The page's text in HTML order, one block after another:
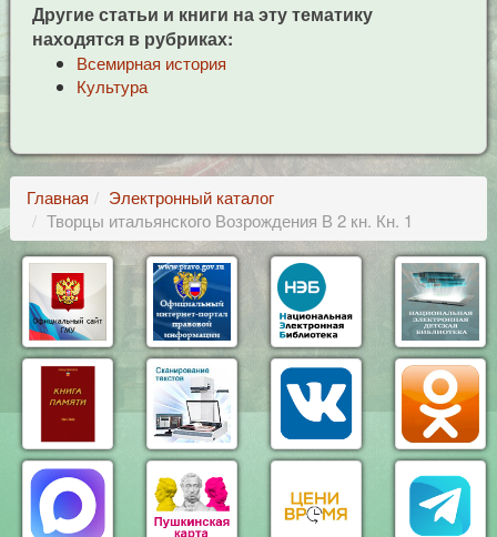
Другие статьи и книги на эту тематику
находятся в рубриках:
Всемирная история
Культура
Главная
Электронный каталог
Творцы итальянского Возрождения В 2 кн. Кн. 1